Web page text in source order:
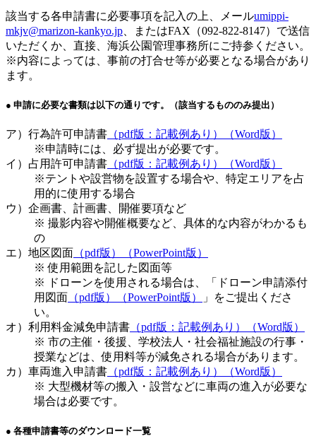
該当する各申請書に必要事項を記入の上、メールumippi-
mkjv@marizon-kankyo.jp 、またはFAX（092-822-8147）で送信
いただくか、直接、海浜公園管理事務所にご持参ください。
※内容によっては、事前の打合せ等が必要となる場合があり
ます。
● 申請に必要な書類は以下の通りです。（該当するもののみ提出）
ア）行為許可申請書 （pdf版：記載例あり）
（Word版）
※申請時には、必ず提出が必要です。
イ）占用許可申請書 （pdf版：記載例あり）
（Word版）
※テントや設営物を設置する場合や、特定エリアを占
用的に使用する場合
ウ）企画書、計画書、開催要項など
※ 撮影内容や開催概要など、具体的な内容がわかるも
の
エ）地区図面 （pdf版）
（PowerPoint版）
※ 使用範囲を記した図面等
※ ドローンを使用される場合は、「ドローン申請添付
用図面 （pdf版） （PowerPoint版）
」をご提出くださ
い。
オ）利用料金減免申請書 （pdf版：記載例あり）
（Word版）
※ 市の主催・後援、学校法人・社会福祉施設の行事・
授業などは、使用料等が減免される場合があります。
カ）車両進入申請書 （pdf版：記載例あり）
（Word版）
※ 大型機材等の搬入・設営などに車両の進入が必要な
場合は必要です。
● 各種申請書等のダウンロード一覧